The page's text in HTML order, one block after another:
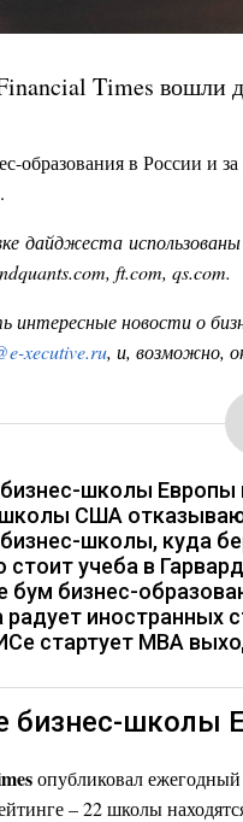
Times вошли
образования в России и
дайджеста использованы
ft.com, qs.com.
интересные новости о
xecutive.ru, и, возможно,
школы Европы
США
школы, куда
стоит учеба в
бум бизнес-
радует иностранных
стартует MBA
бизнес-школы
опубликовал ежегодный
– 22 школы